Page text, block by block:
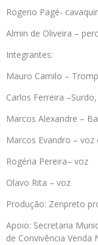
Rogerio Pagé-
Almin de Oliveira –
Integrantes:
Mauro Camilo –
Carlos Ferreira
Marcos Alexandre –
Marcos Evandro – voz
Rogéria Pereira– voz
Olavo Rita – voz
Produção: Zenpreto
Apoio: Secretaria
de Convivência Venda